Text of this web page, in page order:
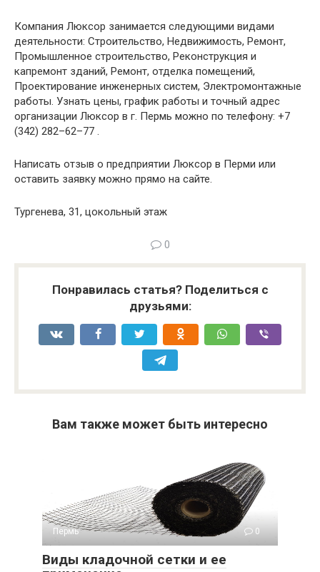
Компания Люксор занимается следующими видами
деятельности: Строительство, Недвижимость, Ремонт,
Промышленное строительство, Реконструкция и
капремонт зданий, Ремонт, отделка помещений,
Проектирование инженерных систем, Электромонтажные
работы. Узнать цены, график работы и точный адрес
организации Люксор в г. Пермь можно по телефону: +7
(342) 282–62–77 .
Написать отзыв о предприятии Люксор в Перми или
оставить заявку можно прямо на сайте.
Тургенева, 31, цокольный этаж
0
Понравилась статья? Поделиться с
друзьями:
Вам также может быть интересно
Пермь 0
Виды кладочной сетки и ее